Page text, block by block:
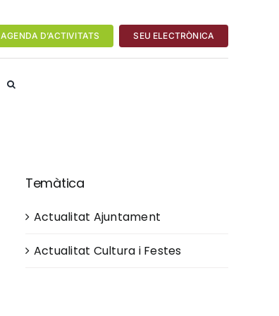
AGENDA D’ACTIVITATS SEU ELECTRÒNICA
Temàtica
Actualitat Ajuntament
Actualitat Cultura i Festes